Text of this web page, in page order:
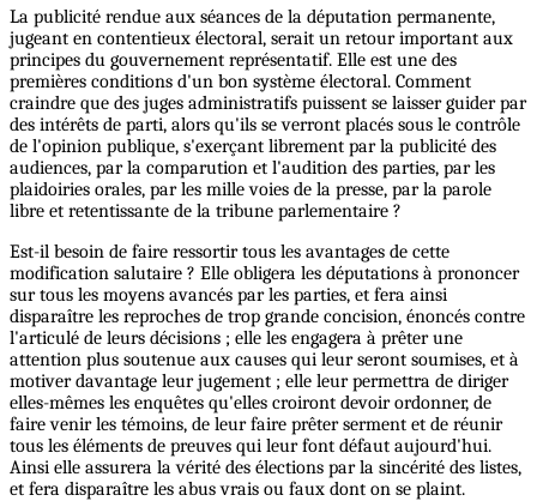
La publicité rendue aux séances de la députation permanente,
jugeant en contentieux électoral, serait un retour important aux
principes du gouvernement représentatif. Elle est une des
premières conditions d'un bon système électoral. Comment
craindre que des juges administratifs puissent se laisser guider par
des intérêts de parti, alors qu'ils se verront placés sous le contrôle
de l'opinion publique, s'exerçant librement par la publicité des
audiences, par la comparution et l'audition des parties, par les
plaidoiries orales, par les mille voies de la presse, par la parole
libre et retentissante de la tribune parlementaire ?
Est-il besoin de faire ressortir tous les avantages de cette
modification salutaire ? Elle obligera les députations à prononcer
sur tous les moyens avancés par les parties, et fera ainsi
disparaître les reproches de trop grande concision, énoncés contre
l'articulé de leurs décisions ; elle les engagera à prêter une
attention plus soutenue aux causes qui leur seront soumises, et à
motiver davantage leur jugement ; elle leur permettra de diriger
elles-mêmes les enquêtes qu'elles croiront devoir ordonner, de
faire venir les témoins, de leur faire prêter serment et de réunir
tous les éléments de preuves qui leur font défaut aujourd'hui.
Ainsi elle assurera la vérité des élections par la sincérité des listes,
et fera disparaître les abus vrais ou faux dont on se plaint.